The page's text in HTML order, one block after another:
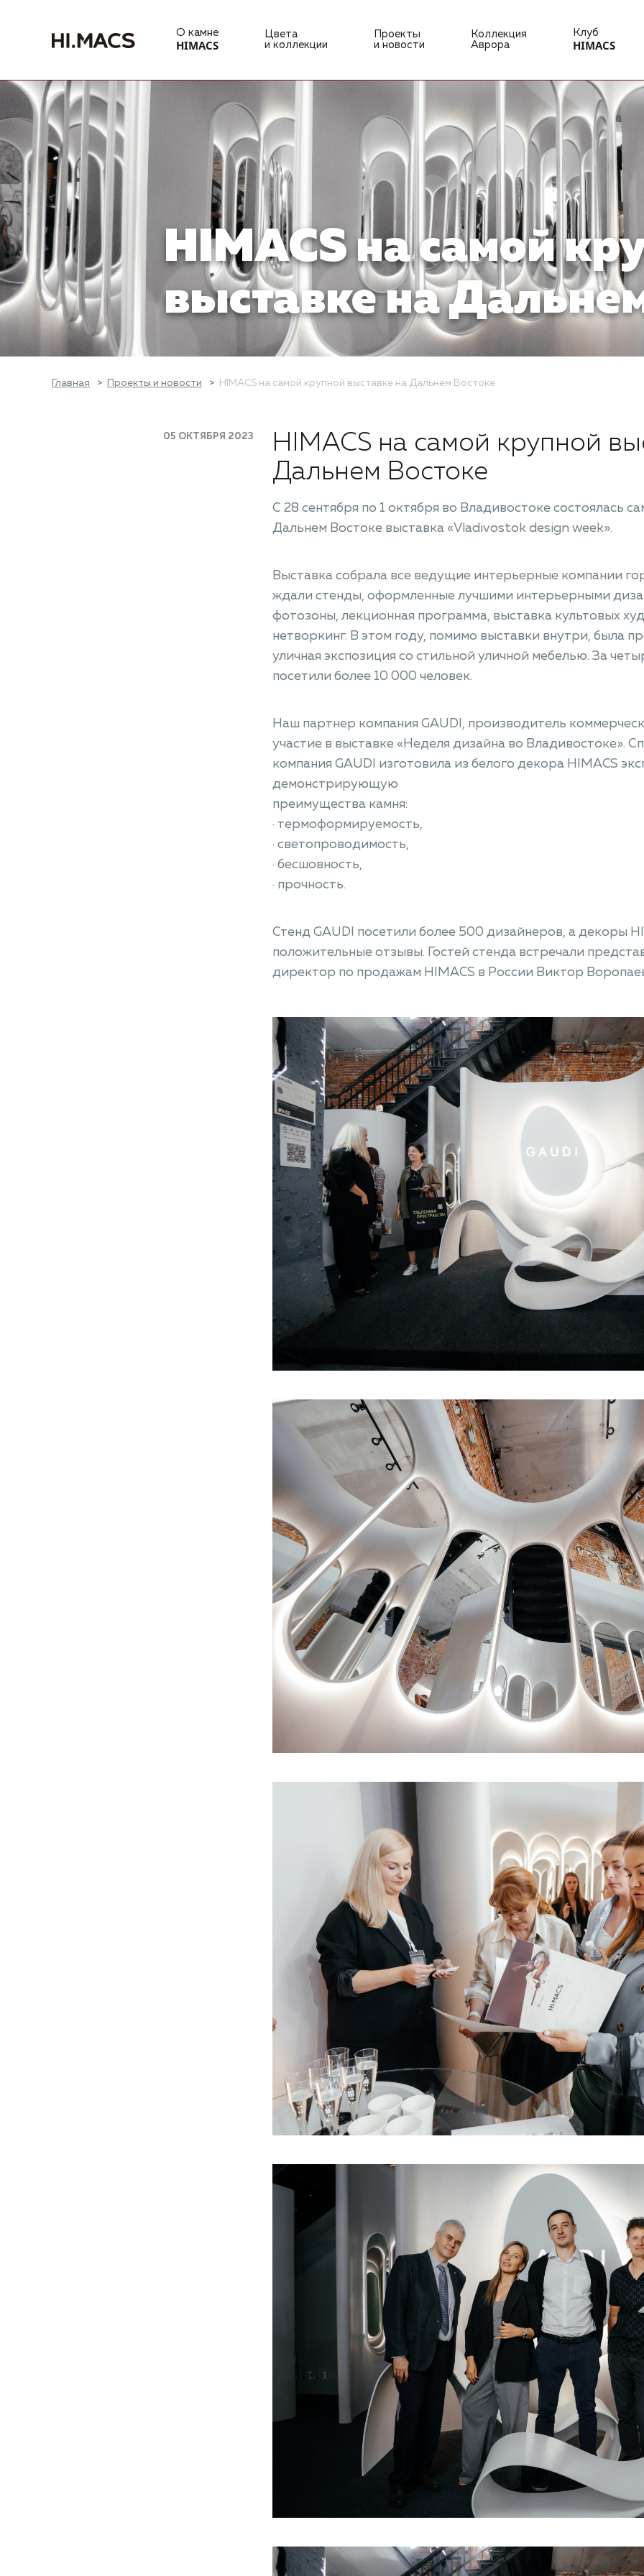
О камне
HIMACS
Цвета
и коллекции
Проекты
и новости
Коллекция
Аврора
Клуб
HIMACS
​HIMACS на самой
выставке на
Главная Проекты и новости ​HIMACS на самой крупной выставке на Дальнем Востоке
05 ОКТЯБРЯ 2023
HIMACS на самой крупной
Дальнем Востоке
С 28 сентября по 1 октября во Владивостоке состоялась
Дальнем Востоке выставка «Vladivostok design week».
Выставка собрала все ведущие интерьерные компании
ждали стенды, оформленные лучшими интерьерными
фотозоны, лекционная программа, выставка культовых
нетворкинг. В этом году, помимо выставки внутри, была
уличная экспозиция со стильной уличной мебелью. За
посетили более 10 000 человек.
Наш партнер компания GAUDI, производитель
участие в выставке «Неделя дизайна во Владивостоке».
компания GAUDI изготовила из белого декора HIMACS
демонстрирующую
преимущества камня:
· термоформируемость,
· светопроводимость,
· бесшовность,
· прочность.
Стенд GAUDI посетили более 500 дизайнеров, а декоры
положительные отзывы. Гостей стенда встречали
директор по продажам HIMACS в России Виктор